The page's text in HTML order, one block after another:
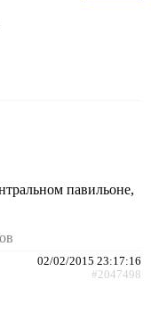
павильоне,
02/02/2015 23:17:16
#2047498